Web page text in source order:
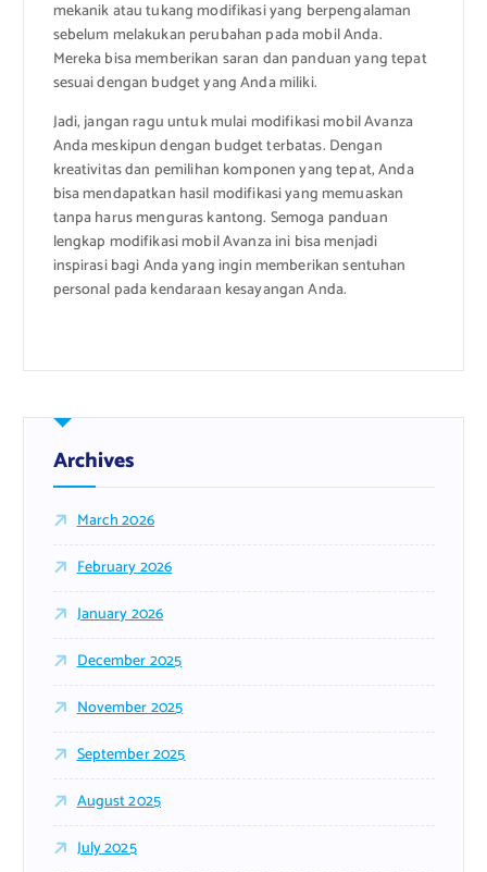
mekanik atau tukang modifikasi yang berpengalaman
sebelum melakukan perubahan pada mobil Anda.
Mereka bisa memberikan saran dan panduan yang tepat
sesuai dengan budget yang Anda miliki.
Jadi, jangan ragu untuk mulai modifikasi mobil Avanza
Anda meskipun dengan budget terbatas. Dengan
kreativitas dan pemilihan komponen yang tepat, Anda
bisa mendapatkan hasil modifikasi yang memuaskan
tanpa harus menguras kantong. Semoga panduan
lengkap modifikasi mobil Avanza ini bisa menjadi
inspirasi bagi Anda yang ingin memberikan sentuhan
personal pada kendaraan kesayangan Anda.
Archives
March 2026
February 2026
January 2026
December 2025
November 2025
September 2025
August 2025
July 2025